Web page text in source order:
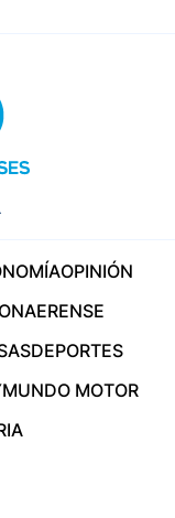
OPINIÓN
DEPORTES
MUNDO MOTOR